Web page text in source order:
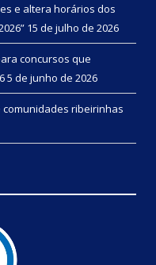
e altera horários dos
15 de julho de 2026
concursos que
5 de junho de 2026
ribeirinhas